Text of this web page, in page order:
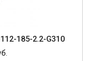
185-2.2-G310